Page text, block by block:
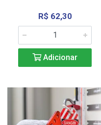
R$ 62,30
Adicionar